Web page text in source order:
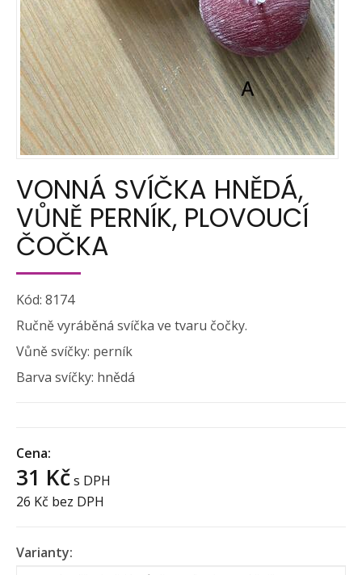
VONNÁ SVÍČKA HNĚDÁ,
VŮNĚ PERNÍK, PLOVOUCÍ
ČOČKA
Kód: 8174
Ručně vyráběná svíčka ve tvaru čočky.
Vůně svíčky: perník
Barva svíčky: hnědá
Cena:
31 Kčs DPH
26 Kč bez DPH
Varianty: